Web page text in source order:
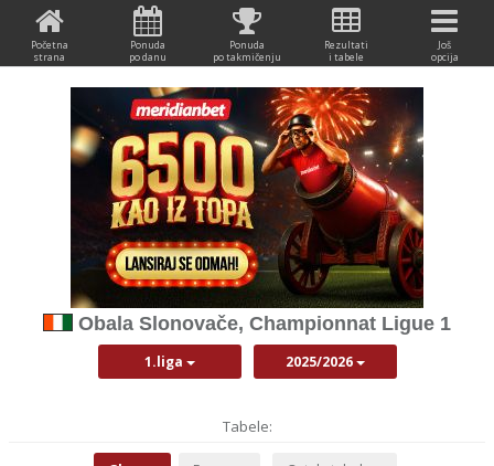
Početna
strana
Ponuda
po danu
Ponuda
po takmičenju
Rezultati
i tabele
Još
opcija
Obala Slonovače, Championnat Ligue 1
1.liga 2025/2026
Tabele: